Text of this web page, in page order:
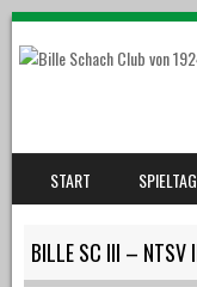
MENU
SKIP TO CONTENT
START
BILLE SC III – NTSV